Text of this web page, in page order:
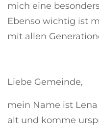
mich eine
Ebenso wichtig ist
mit allen
Liebe Gemeinde,
mein Name ist
alt und komme